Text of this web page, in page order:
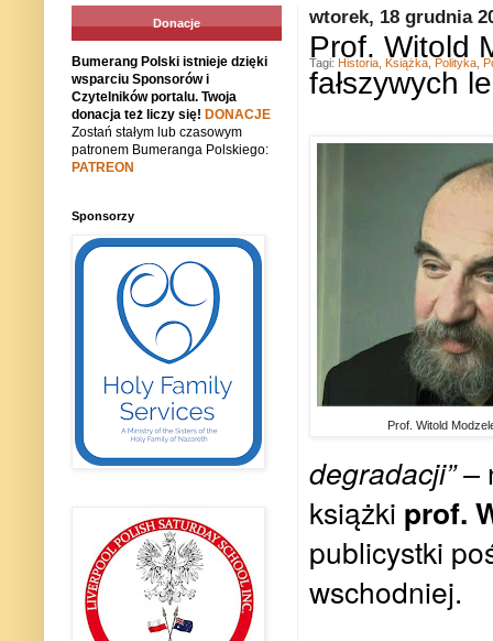
wtorek, 18 grudnia
Prof. Witold
fałszywych
Prof. Witold
degradacji” –
książki prof.
publicystki
wschodniej.
Tagi: Historia Książka Polityka
Donacje
Bumerang Polski istnieje dzięki
wsparciu Sponsorów i
Czytelników portalu. Twoja
donacja też liczy się! DONACJE
Zostań stałym lub czasowym
patronem Bumeranga Polskiego:
PATREON
Sponsorzy